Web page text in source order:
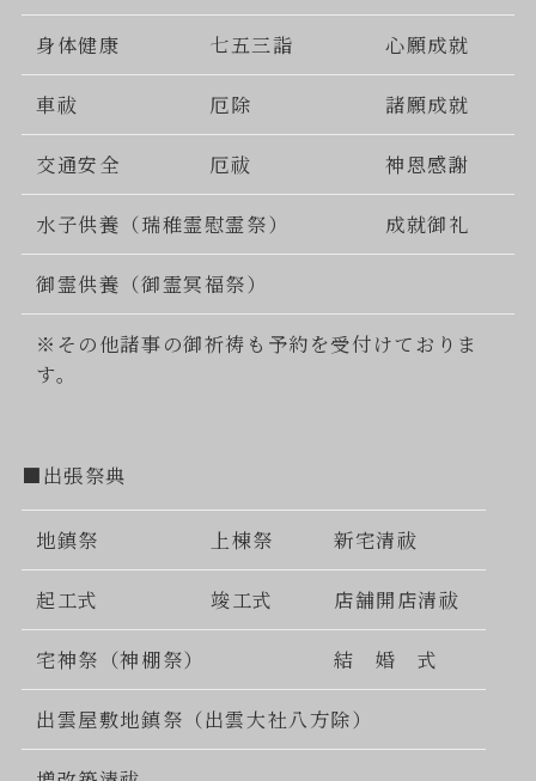
身体健康 七五三詣 心願成就
車祓 厄除 諸願成就
交通安全 厄祓 神恩感謝
水子供養（瑞稚霊慰霊祭） 成就御礼
御霊供養（御霊冥福祭）
※その他諸事の御祈祷も予約を受付けておりま
す。
■出張祭典
地鎮祭 上棟祭 新宅清祓
起工式 竣工式 店舗開店清祓
宅神祭（神棚祭） 結 婚 式
出雲屋敷地鎮祭（出雲大社八方除）